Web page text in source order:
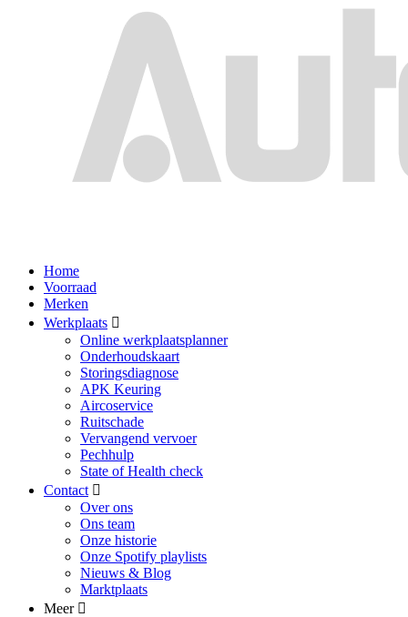
Home
Voorraad
Merken
Werkplaats
Online werkplaatsplanner
Onderhoudskaart
Storingsdiagnose
APK Keuring
Aircoservice
Ruitschade
Vervangend vervoer
Pechhulp
State of Health check
Contact
Over ons
Ons team
Onze historie
Onze Spotify playlists
Nieuws & Blog
Marktplaats
Meer